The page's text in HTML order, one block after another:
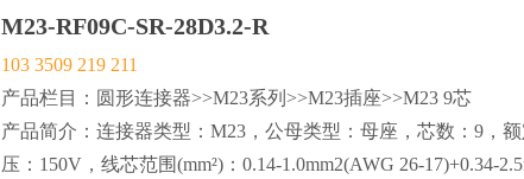
M23-RF09C-SR-28D3.2-R
103 3509 219 211
产品栏目：圆形连接器>>M23系列>>M23插座>>M23 9芯
产品简介：连接器类型：M23，公母类型：母座，芯数：9，
压：150V，线芯范围(mm²)：0.14-1.0mm2(AWG 26-17)+0.34-